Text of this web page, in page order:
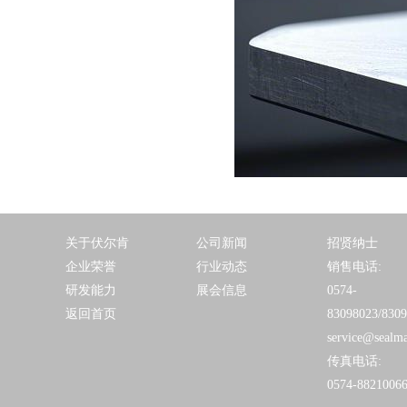
关于伏尔肯
企业荣誉
研发能力
返回首页
公司新闻
行业动态
展会信息
招贤纳士
销售电话:
0574-
83098023/
传真电话:
0574-88210066